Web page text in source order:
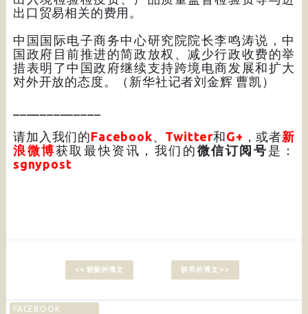
出口贸易相关的费用。
中国国际电子商务中心研究院院长李鸣涛说，中
国政府目前推进的简政放权、减少行政收费的举
措表明了中国政府继续支持跨境电商发展和扩大
对外开放的态度。（新华社记者刘金辉 曹凯）
请加入我们的Facebook、 Twitter和G+ ，或者新
浪微博获取最快资讯，我们的 微信订阅号 是：
sgnypost
<< 较新的博文 较早的博文 >>
FACEBOOK